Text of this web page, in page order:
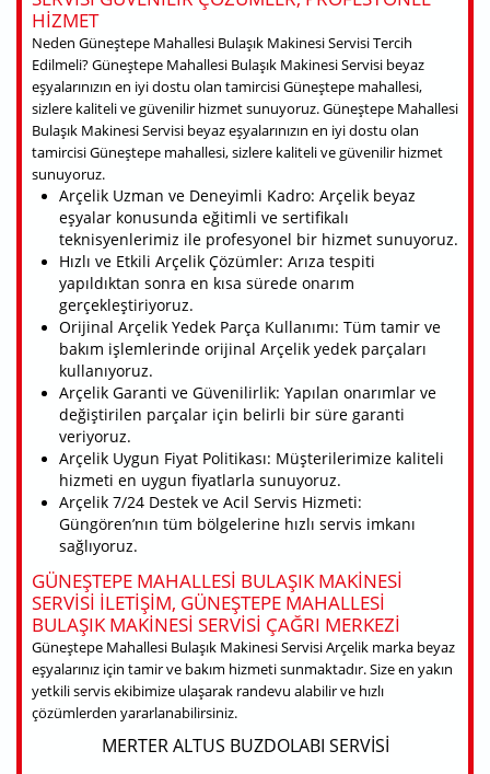
HIZMET
Neden Güneştepe Mahallesi Bulaşık Makinesi Servisi Tercih
Edilmeli? Güneştepe Mahallesi Bulaşık Makinesi Servisi beyaz
eşyalarınızın en iyi dostu olan tamircisi Güneştepe mahallesi,
sizlere kaliteli ve güvenilir hizmet sunuyoruz. Güneştepe Mahallesi
Bulaşık Makinesi Servisi beyaz eşyalarınızın en iyi dostu olan
tamircisi Güneştepe mahallesi, sizlere kaliteli ve güvenilir hizmet
sunuyoruz.
Arçelik Uzman ve Deneyimli Kadro: Arçelik beyaz
eşyalar konusunda eğitimli ve sertifikalı
teknisyenlerimiz ile profesyonel bir hizmet sunuyoruz.
Hızlı ve Etkili Arçelik Çözümler: Arıza tespiti
yapıldıktan sonra en kısa sürede onarım
gerçekleştiriyoruz.
Orijinal Arçelik Yedek Parça Kullanımı: Tüm tamir ve
bakım işlemlerinde orijinal Arçelik yedek parçaları
kullanıyoruz.
Arçelik Garanti ve Güvenilirlik: Yapılan onarımlar ve
değiştirilen parçalar için belirli bir süre garanti
veriyoruz.
Arçelik Uygun Fiyat Politikası: Müşterilerimize kaliteli
hizmeti en uygun fiyatlarla sunuyoruz.
Arçelik 7/24 Destek ve Acil Servis Hizmeti:
Güngören’nın tüm bölgelerine hızlı servis imkanı
sağlıyoruz.
GÜNEŞTEPE MAHALLESI BULAŞIK MAKINESI
SERVISI ILETIŞIM, GÜNEŞTEPE MAHALLESI
BULAŞIK MAKINESI SERVISI ÇAĞRI MERKEZI
Güneştepe Mahallesi Bulaşık Makinesi Servisi Arçelik marka beyaz
eşyalarınız için tamir ve bakım hizmeti sunmaktadır. Size en yakın
yetkili servis ekibimize ulaşarak randevu alabilir ve hızlı
çözümlerden yararlanabilirsiniz.
MERTER ALTUS BUZDOLABI SERVISI